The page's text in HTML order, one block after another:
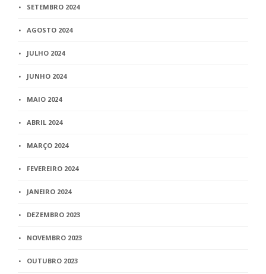
SETEMBRO 2024
AGOSTO 2024
JULHO 2024
JUNHO 2024
MAIO 2024
ABRIL 2024
MARÇO 2024
FEVEREIRO 2024
JANEIRO 2024
DEZEMBRO 2023
NOVEMBRO 2023
OUTUBRO 2023